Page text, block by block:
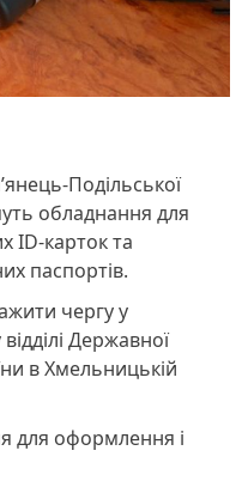
Подільської
обладнання для
ID-карток та
паспортів.
чергу у
Державної
в Хмельницькій
для оформлення і